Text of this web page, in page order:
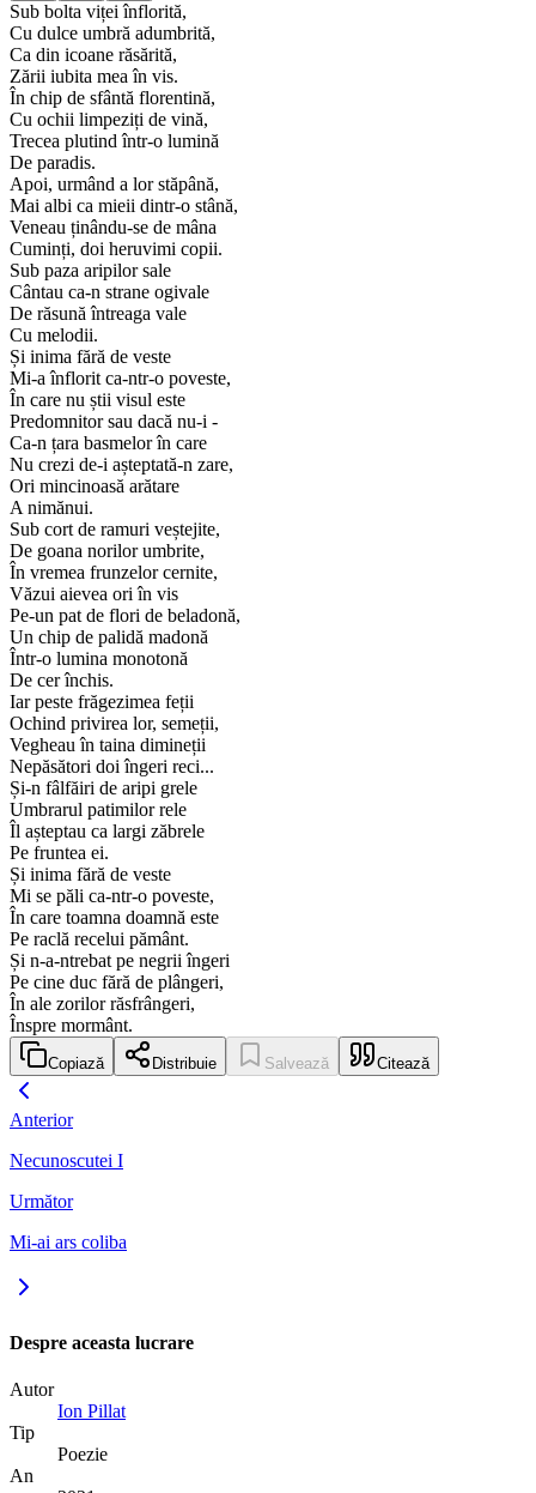
Sub bolta viței înflorită,
Cu dulce umbră adumbrită,
Ca din icoane răsărită,
Zării iubita mea în vis.
În chip de sfântă florentină,
Cu ochii limpeziți de vină,
Trecea plutind într-o lumină
De paradis.
Apoi, urmând a lor stăpână,
Mai albi ca mieii dintr-o stână,
Veneau ținându-se de mâna
Cuminți, doi heruvimi copii.
Sub paza aripilor sale
Cântau ca-n strane ogivale
De răsună întreaga vale
Cu melodii.
Și inima fără de veste
Mi-a înflorit ca-ntr-o poveste,
În care nu știi visul este
Predomnitor sau dacă nu-i -
Ca-n țara basmelor în care
Nu crezi de-i așteptată-n zare,
Ori mincinoasă arătare
A nimănui.
Sub cort de ramuri veștejite,
De goana norilor umbrite,
În vremea frunzelor cernite,
Văzui aievea ori în vis
Pe-un pat de flori de beladonă,
Un chip de palidă madonă
Într-o lumina monotonă
De cer închis.
Iar peste frăgezimea feții
Ochind privirea lor, semeții,
Vegheau în taina dimineții
Nepăsători doi îngeri reci...
Și-n fâlfăiri de aripi grele
Umbrarul patimilor rele
Îl așteptau ca largi zăbrele
Pe fruntea ei.
Și inima fără de veste
Mi se păli ca-ntr-o poveste,
În care toamna doamnă este
Pe raclă recelui pământ.
Și n-a-ntrebat pe negrii îngeri
Pe cine duc fără de plângeri,
În ale zorilor răsfrângeri,
Înspre mormânt.
Copiază Distribuie Salvează Citează
Anterior
Necunoscutei I
Următor
Mi-ai ars coliba
Despre aceasta lucrare
Autor
Ion Pillat
Tip
Poezie
An